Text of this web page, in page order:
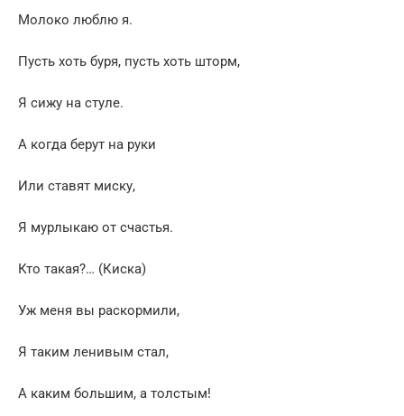
Молоко люблю я.
Пусть хоть буря, пусть хоть шторм,
Я сижу на стуле.
А когда берут на руки
Или ставят миску,
Я мурлыкаю от счастья.
Кто такая?… (Киска)
Уж меня вы раскормили,
Я таким ленивым стал,
А каким большим, а толстым!